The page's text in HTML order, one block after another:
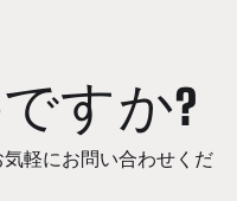
すか?
軽にお問い合わせくだ